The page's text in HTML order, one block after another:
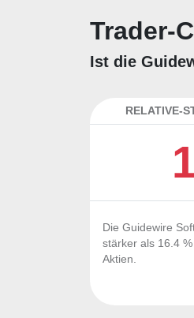
Trader-
Ist die
RELATIVE-
Die Guidewire
stärker als 16.4
Aktien.